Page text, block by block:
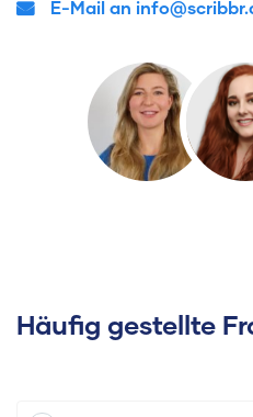
E-Mail an
Häufig gestellte